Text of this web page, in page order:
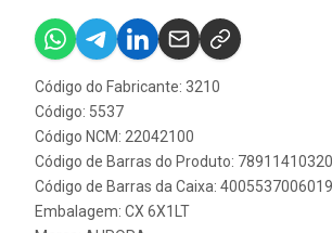
Código do Fabricante: 3210
Código: 5537
Código NCM: 22042100
Código de Barras do Produto:
Código de Barras da Caixa: 4005537006019
Embalagem: CX 6X1LT